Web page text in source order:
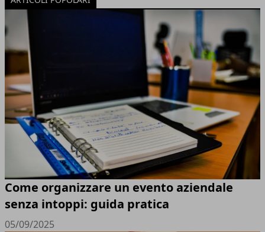
Come organizzare un evento aziendale
senza intoppi: guida pratica
05/09/2025